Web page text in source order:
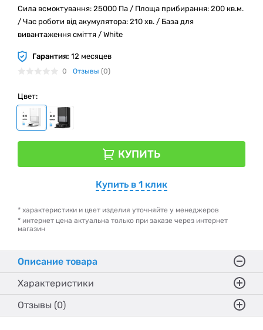
Сила всмоктування: 25000 Па / Площа прибирання: 200 кв.м.
/ Час роботи від акумулятора: 210 хв. / База для
вивантаження сміття / White
Гарантия: 12 месяцев
0 Отзывы (0)
Цвет:
КУПИТЬ
Купить в 1 клик
* характеристики и цвет изделия уточняйте у менеджеров
* интернет цена актуальна только при заказе через интернет
магазин
Описание товара
Характеристики
Отзывы (0)